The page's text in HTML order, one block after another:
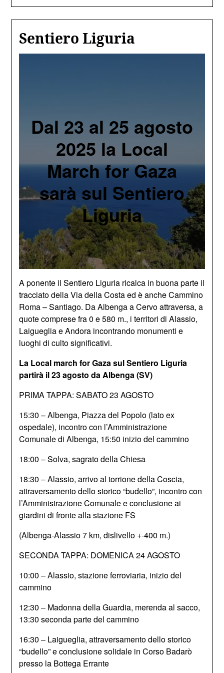
Sentiero Liguria
Dal 23 al 25 agosto
2025 la Local
March for Gaza
sarà sul Sentiero
Liguria
A ponente il Sentiero Liguria ricalca in buona parte il
tracciato della Via della Costa ed è anche Cammino
Roma – Santiago. Da Albenga a Cervo attraversa, a
quote comprese fra 0 e 580 m., i territori di Alassio,
Laigueglia e Andora incontrando monumenti e
luoghi di culto significativi.
La Local march for Gaza sul Sentiero Liguria
partirà il 23 agosto da Albenga (SV)
PRIMA TAPPA: SABATO 23 AGOSTO
15:30 – Albenga, Piazza del Popolo (lato ex
ospedale), incontro con l’Amministrazione
Comunale di Albenga, 15:50 inizio del cammino
18:00 – Solva, sagrato della Chiesa
18:30 – Alassio, arrivo al torrione della Coscia,
attraversamento dello storico “budello”, incontro con
l’Amministrazione Comunale e conclusione ai
giardini di fronte alla stazione FS
(Albenga-Alassio 7 km, dislivello +-400 m.)
SECONDA TAPPA: DOMENICA 24 AGOSTO
10:00 – Alassio, stazione ferroviaria, inizio del
cammino
12:30 – Madonna della Guardia, merenda al sacco,
13:30 seconda parte del cammino
16:30 – Laigueglia, attraversamento dello storico
“budello” e conclusione solidale in Corso Badarò
presso la Bottega Errante